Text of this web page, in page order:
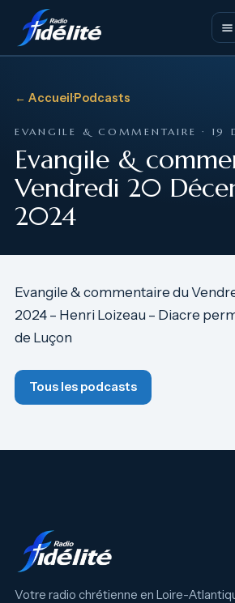
← Accueil·Podcasts
EVANGILE & COMMENTAIRE · 19
Evangile &
Vendredi 20
2024
Evangile & commentaire du
2024 – Henri Loizeau – Diacre
de Luçon
Tous les podcasts
Votre radio chrétienne en Loire-